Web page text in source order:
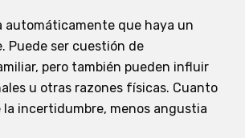
automáticamente que haya un
Puede ser cuestión de
pero también pueden influir
u otras razones físicas. Cuanto
la incertidumbre, menos angustia